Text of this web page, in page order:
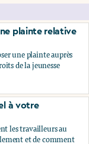
plainte relative
une plainte auprès
de la jeunesse
plainte relative
à votre
les travailleurs au
et de comment